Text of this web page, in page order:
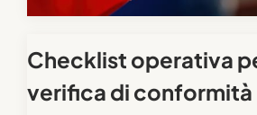
Checklist operativa
verifica di conformità